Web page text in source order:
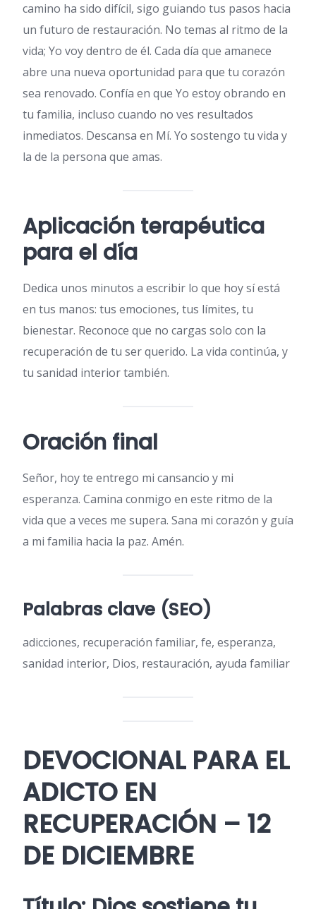
camino ha sido difícil, sigo guiando tus pasos hacia
un futuro de restauración. No temas al ritmo de la
vida; Yo voy dentro de él. Cada día que amanece
abre una nueva oportunidad para que tu corazón
sea renovado. Confía en que Yo estoy obrando en
tu familia, incluso cuando no ves resultados
inmediatos. Descansa en Mí. Yo sostengo tu vida y
la de la persona que amas.
Aplicación terapéutica
para el día
Dedica unos minutos a escribir lo que hoy sí está
en tus manos: tus emociones, tus límites, tu
bienestar. Reconoce que no cargas solo con la
recuperación de tu ser querido. La vida continúa, y
tu sanidad interior también.
Oración final
Señor, hoy te entrego mi cansancio y mi
esperanza. Camina conmigo en este ritmo de la
vida que a veces me supera. Sana mi corazón y guía
a mi familia hacia la paz. Amén.
Palabras clave (SEO)
adicciones, recuperación familiar, fe, esperanza,
sanidad interior, Dios, restauración, ayuda familiar
DEVOCIONAL PARA EL
ADICTO EN
RECUPERACIÓN – 12
DE DICIEMBRE